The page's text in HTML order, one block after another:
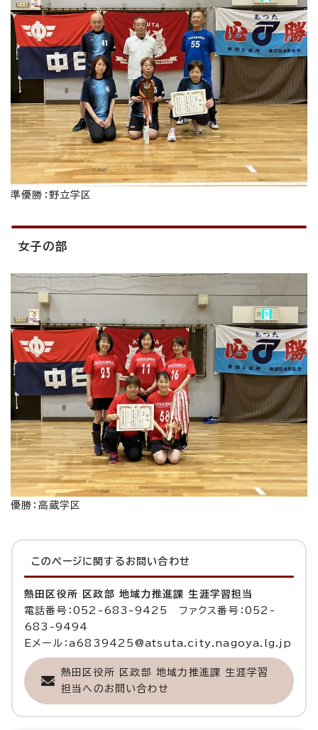
準優勝：野立学区
女子の部
優勝：高蔵学区
このページに関する お問い合わせ
熱田区役所 区政部 地域力推進課 生涯学習担当
電話番号：052-683-9425 ファクス番号：052-
683-9494
Eメール：a6839425@atsuta.city.nagoya.lg.jp
熱田区役所 区政部 地域力推進課 生涯学習
担当へのお問い合わせ